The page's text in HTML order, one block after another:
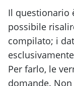
Il questionario
possibile
compilato; i
Per farlo, le
domande.